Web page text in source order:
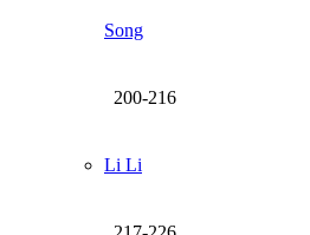
Song
200-216
Li Li